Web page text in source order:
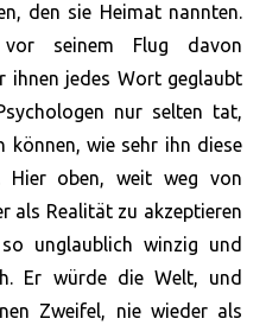
den sie Heimat nannten.
seinem Flug davon
ihnen jedes Wort geglaubt
nur selten tat,
können, wie sehr ihn diese
Hier oben, weit weg von
als Realität zu akzeptieren
unglaublich winzig und
Er würde die Welt, und
Zweifel, nie wieder als